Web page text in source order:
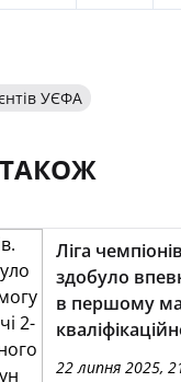
УЄФА
Ліга
здобуло
в першому
22 липня 2025,